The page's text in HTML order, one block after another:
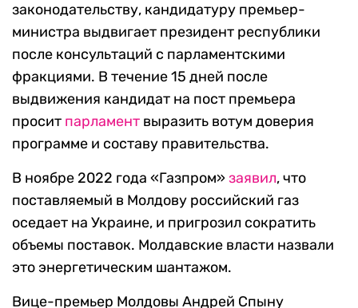
законодательству, кандидатуру премьер-
министра выдвигает президент республики
после консультаций с парламентскими
фракциями. В течение 15 дней после
выдвижения кандидат на пост премьера
просит парламент выразить вотум доверия
программе и составу правительства.
В ноябре 2022 года «Газпром»заявил, что
поставляемый в Молдову российский газ
оседает на Украине, и пригрозил сократить
объемы поставок. Молдавские власти назвали
это энергетическим шантажом.
Вице-премьер Молдовы Андрей Спыну